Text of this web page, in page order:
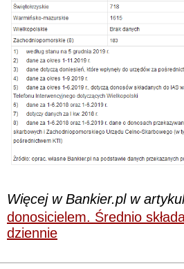
Więcej w Bankier.pl w
donosicielem. Średnio
dziennie